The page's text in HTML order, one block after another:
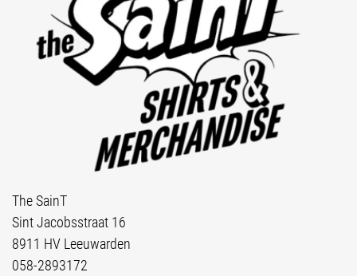
The SainT
Sint Jacobsstraat 16
8911 HV Leeuwarden
058-2893172